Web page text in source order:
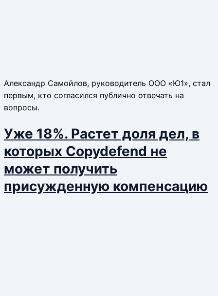
Александр Самойлов, руководитель ООО «Ю1», стал
первым, кто согласился публично отвечать на
вопросы.
Уже 18%. Растет доля дел, в
которых Copydefend не
может получить
присужденную компенсацию